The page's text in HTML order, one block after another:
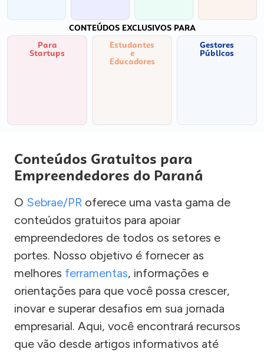
CONTEÚDOS EXCLUSIVOS PARA
Para
Startups
Estudantes
e
Educadores
Gestores
Públicos
Conteúdos Gratuitos para
Empreendedores do Paraná
O Sebrae/PR oferece uma vasta gama de
conteúdos gratuitos para apoiar
empreendedores de todos os setores e
portes. Nosso objetivo é fornecer as
melhores ferramentas, informações e
orientações para que você possa crescer,
inovar e superar desafios em sua jornada
empresarial. Aqui, você encontrará recursos
que vão desde artigos informativos até